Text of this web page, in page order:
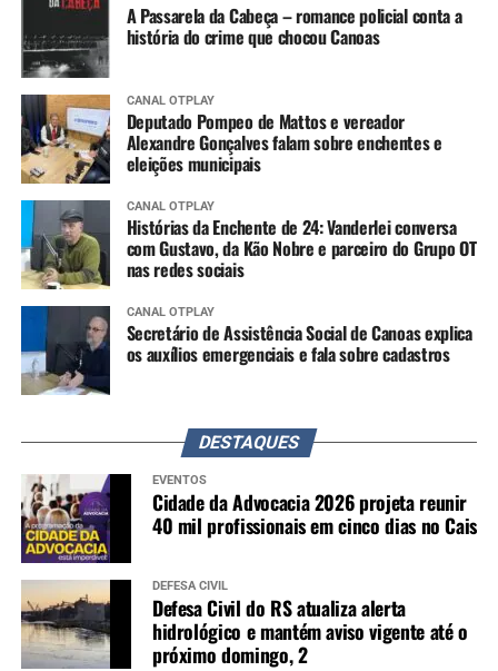
A Passarela da Cabeça – romance policial conta a
história do crime que chocou Canoas
CANAL OTPLAY
Deputado Pompeo de Mattos e vereador
Alexandre Gonçalves falam sobre enchentes e
eleições municipais
CANAL OTPLAY
Histórias da Enchente de 24: Vanderlei conversa
com Gustavo, da Kão Nobre e parceiro do Grupo OT
nas redes sociais
CANAL OTPLAY
Secretário de Assistência Social de Canoas explica
os auxílios emergenciais e fala sobre cadastros
DESTAQUES
EVENTOS
Cidade da Advocacia 2026 projeta reunir
40 mil profissionais em cinco dias no Cais
DEFESA CIVIL
Defesa Civil do RS atualiza alerta
hidrológico e mantém aviso vigente até o
próximo domingo, 2